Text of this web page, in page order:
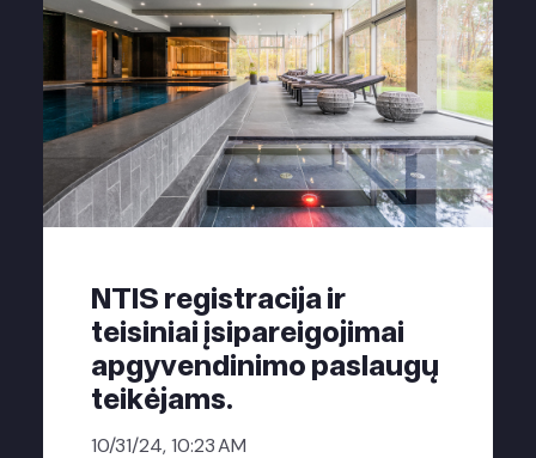
NTIS registracija ir
teisiniai įsipareigojimai
apgyvendinimo paslaugų
teikėjams.
10/31/24, 10:23 AM